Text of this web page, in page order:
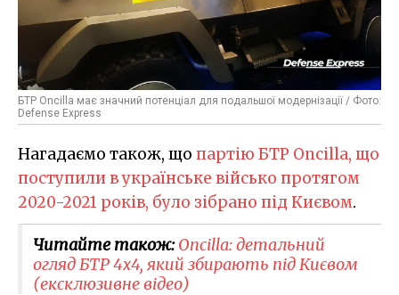
БТР Oncilla має значний потенціал для подальшої модернізації / Фото:
Defense Express
Нагадаємо також, що партію БТР Oncilla, що
поступили в українське військо протягом
2020-2021 років, було зібрано під Києвом.
Читайте також:Oncilla: детальний
огляд БТР 4х4, який збирають під Києвом
(ексклюзивне відео)